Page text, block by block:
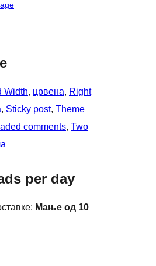
Width, црвена, Right
, Sticky post, Theme
comments, Two
per day
Мање од 10